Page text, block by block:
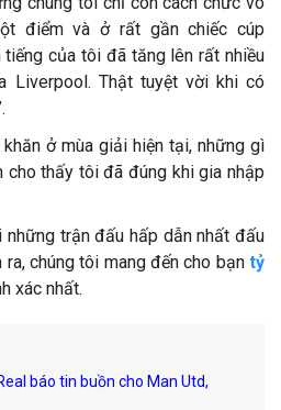
điểm và ở rất gần chiếc cúp
tiếng của tôi đã tăng lên rất nhiều
Liverpool. Thật tuyệt vời khi có
ở mùa giải hiện tại, những gì
thấy tôi đã đúng khi gia nhập
trận đấu hấp dẫn nhất đấu
chúng tôi mang đến cho bạn tỷ
xác nhất.
báo tin buồn cho Man Utd,